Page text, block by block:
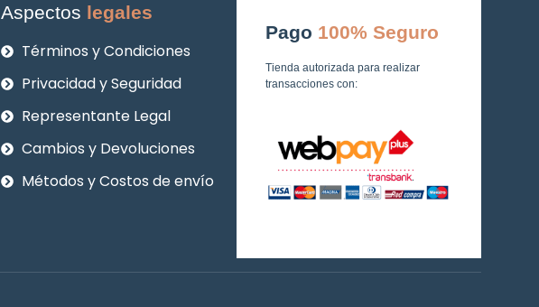
Aspectos legales
Términos y Condiciones
Privacidad y Seguridad
Representante Legal
Cambios y Devoluciones
Métodos y Costos de envío
Pago 100% Seguro
Tienda autorizada para realizar
transacciones con: